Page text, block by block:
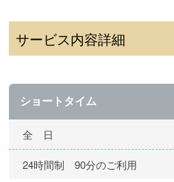
サービス内容詳細
ショートタイム
全 日
24時間制 90分のご利用